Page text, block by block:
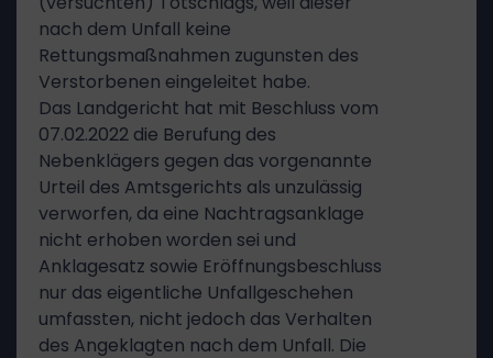
nach dem Unfall keine
Rettungsmaßnahmen zugunsten des
Verstorbenen eingeleitet habe.
Das Landgericht hat mit Beschluss vom
07.02.2022 die Berufung des
Nebenklägers gegen das vorgenannte
Urteil des Amtsgerichts als unzulässig
verworfen, da eine Nachtragsanklage
nicht erhoben worden sei und
Anklagesatz sowie Eröffnungsbeschluss
nur das eigentliche Unfallgeschehen
umfassten, nicht jedoch das Verhalten
des Angeklagten nach dem Unfall. Die